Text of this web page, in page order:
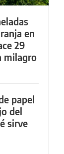
en
29
milagro
papel
del
sirve